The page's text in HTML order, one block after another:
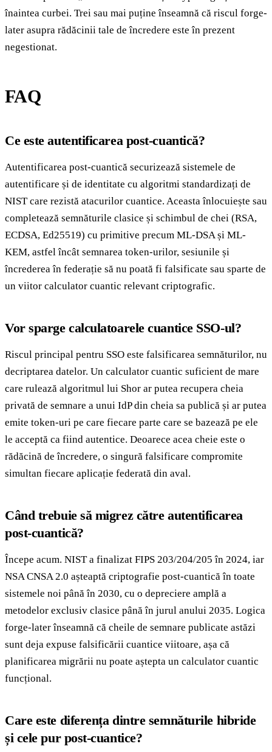
înaintea curbei. Trei sau mai puține înseamnă că riscul forge-
later asupra rădăcinii tale de încredere este în prezent
negestionat.
FAQ
Ce este autentificarea post-cuantică?
Autentificarea post-cuantică securizează sistemele de
autentificare și de identitate cu algoritmi standardizați de
NIST care rezistă atacurilor cuantice. Aceasta înlocuiește sau
completează semnăturile clasice și schimbul de chei (RSA,
ECDSA, Ed25519) cu primitive precum ML-DSA și ML-
KEM, astfel încât semnarea token-urilor, sesiunile și
încrederea în federație să nu poată fi falsificate sau sparte de
un viitor calculator cuantic relevant criptografic.
Vor sparge calculatoarele cuantice SSO-ul?
Riscul principal pentru SSO este falsificarea semnăturilor, nu
decriptarea datelor. Un calculator cuantic suficient de mare
care rulează algoritmul lui Shor ar putea recupera cheia
privată de semnare a unui IdP din cheia sa publică și ar putea
emite token-uri pe care fiecare parte care se bazează pe ele
le acceptă ca fiind autentice. Deoarece acea cheie este o
rădăcină de încredere, o singură falsificare compromite
simultan fiecare aplicație federată din aval.
Când trebuie să migrez către autentificarea
post-cuantică?
Începe acum. NIST a finalizat FIPS 203/204/205 în 2024, iar
NSA CNSA 2.0 așteaptă criptografie post-cuantică în toate
sistemele noi până în 2030, cu o depreciere amplă a
metodelor exclusiv clasice până în jurul anului 2035. Logica
forge-later înseamnă că cheile de semnare publicate astăzi
sunt deja expuse falsificării cuantice viitoare, așa că
planificarea migrării nu poate aștepta un calculator cuantic
funcțional.
Care este diferența dintre semnăturile hibride
și cele pur post-cuantice?